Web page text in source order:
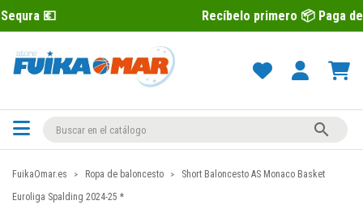
Recíbelo primero 📦 Paga después con

FuikaOmar.es Ropa de baloncesto
Short Baloncesto AS Monaco Basket
Euroliga Spalding 2024-25 *